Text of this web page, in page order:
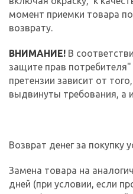
момент приемки товара
возврату.
ВНИМАНИЕ! В
защите прав
претензии зависит от
выдвинуты требования, а
Возврат денег за покупку
Замена товара на
дней (при условии, если